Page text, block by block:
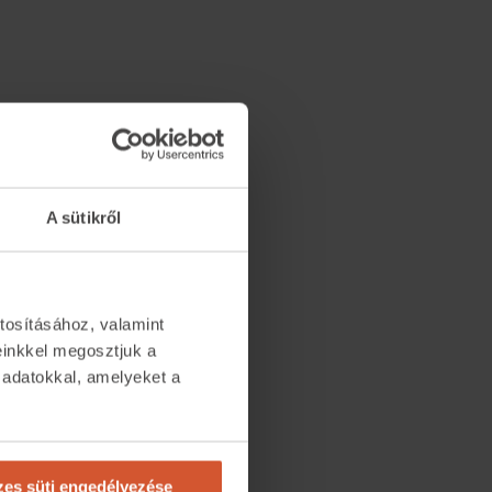
A sütikről
valamint
megosztjuk a
amelyeket a
süti engedélyezése